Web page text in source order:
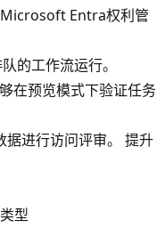
Entra权利管
的工作流运行。
在预览模式下验证任务
据进行访问评审。 提升
型